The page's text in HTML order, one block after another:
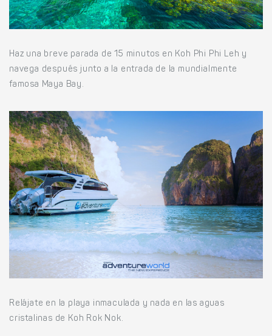
Haz una breve parada de 15 minutos en Koh Phi Phi Leh y
navega después junto a la entrada de la mundialmente
famosa Maya Bay.
Relájate en la playa inmaculada y nada en las aguas
cristalinas de Koh Rok Nok.